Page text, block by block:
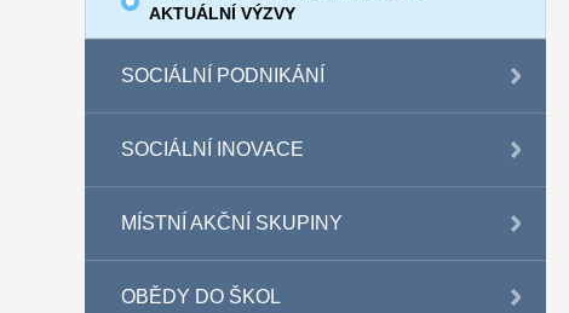
AKTUÁLNÍ VÝZVY
SOCIÁLNÍ PODNIKÁNÍ
SOCIÁLNÍ INOVACE
MÍSTNÍ AKČNÍ SKUPINY
OBĚDY DO ŠKOL